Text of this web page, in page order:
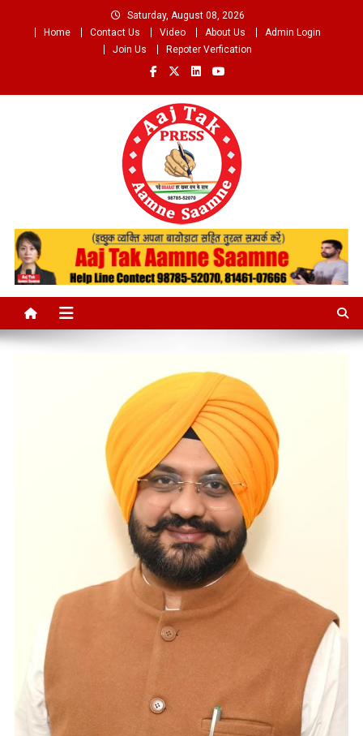
Saturday, August 08, 2026
Home
Contact Us Video About Us
Admin Login
Join Us
Repoter Verfication
Aaj Tak Aamne Saamne.com